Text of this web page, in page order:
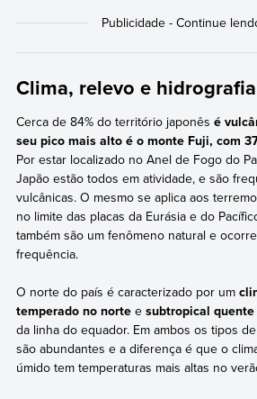
Clima, relevo e
Cerca de 84% do território japonês é
seu pico mais alto é o monte Fuji, com
Por estar localizado no Anel de Fogo do
Japão estão todos em atividade, e são
vulcânicas. O mesmo se aplica aos
no limite das placas da Eurásia e do
também são um fenômeno natural e
frequência.
O norte do país é caracterizado por um
temperado no nortee subtropical quente
da linha do equador. Em ambos os tipos
são abundantes e a diferença é que o
úmido tem temperaturas mais altas no